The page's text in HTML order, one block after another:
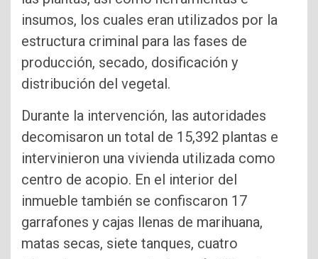
insumos, los cuales eran utilizados por la
estructura criminal para las fases de
producción, secado, dosificación y
distribución del vegetal.
Durante la intervención, las autoridades
decomisaron un total de 15,392 plantas e
intervinieron una vivienda utilizada como
centro de acopio. En el interior del
inmueble también se confiscaron 17
garrafones y cajas llenas de marihuana,
matas secas, siete tanques, cuatro